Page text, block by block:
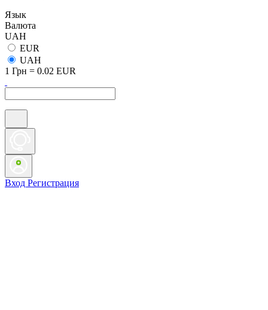
Язык
Валюта
UAH
EUR
UAH
1 Грн = 0.02 EUR
Вход Регистрация